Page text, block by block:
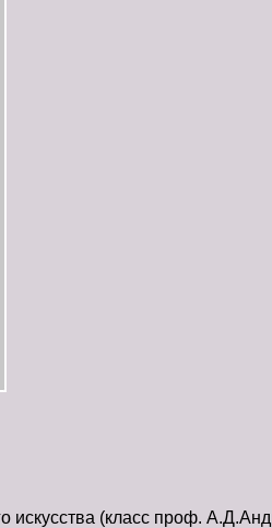
искусства (класс проф.